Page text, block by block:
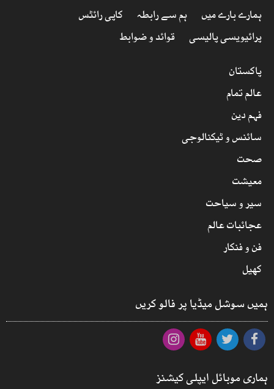
ہمارے بارے میں ہم سے رابطہ
کاپی رائٹس
پرائیویسی پالیسی
قوائد و ضوابط
پاکستان
عالم تمام
فہم دین
سائنس و ٹیکنالوجی
صحت
معیشت
سیر و سیاحت
عجائبات عالم
فن و فنکار
کھیل
ہمیں سوشل میڈیا پر فالو کریں
ہماری موبائل ایپلی کیشنز